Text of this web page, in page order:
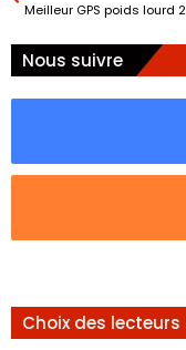
Meilleur GPS poids lourd
Nous suivre
Choix des lecteurs